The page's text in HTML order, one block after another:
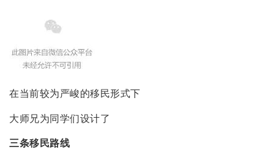
在当前较为严峻的移民形式下
大师兄为同学们设计了
三条移民路线